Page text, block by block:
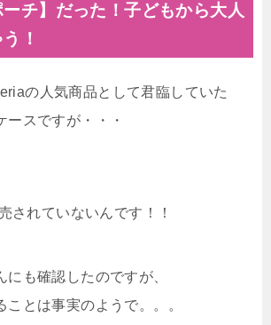
チ】だった！子どもから大人
！
の人気商品として君臨していた
ースですが・・・
されていないんです！！
にも確認したのですが、
ことは事実のようで。。。